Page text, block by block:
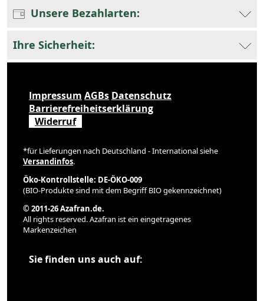
Unsere Bezahlarten:
Ihre Sicherheit:
Impressum AGBs Datenschutz
Barrierefreiheitserklärung
Widerruf
*für Lieferungen nach Deutschland - International siehe
Versandinfos.
Öko-Kontrollstelle: DE-ÖKO-009
(BIO-Produkte sind mit dem Begriff BIO gekennzeichnet)
© 2011-26 Azafran.de.
All rights reserved. Azafran ist ein eingetragenes
Markenzeichen
Sie finden uns auch auf: